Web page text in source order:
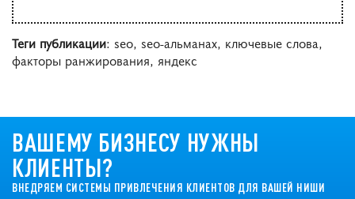
Теги публикации: seo, seo-альманах, ключевые слова,
факторы ранжирования, яндекс
ВАШЕМУ БИЗНЕСУ НУЖНЫ
КЛИЕНТЫ?
ВНЕДРЯЕМ СИСТЕМЫ ПРИВЛЕЧЕНИЯ КЛИЕНТОВ ДЛЯ ВАШЕЙ НИШИ